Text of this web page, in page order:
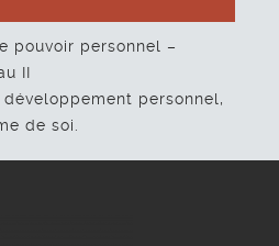
pouvoir personnel –
II
personnel,
de soi.